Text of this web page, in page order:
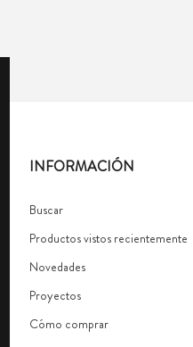
INFORMACIÓN
Buscar
Productos vistos recientemente
Novedades
Proyectos
Cómo comprar